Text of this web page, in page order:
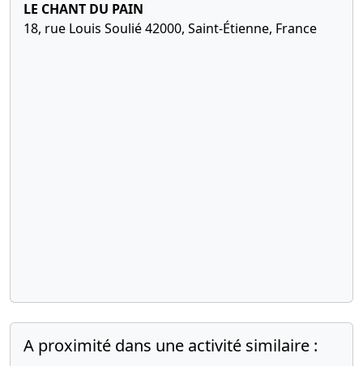
LE CHANT DU PAIN
18, rue Louis Soulié 42000, Saint-Étienne, France
A proximité dans une activité similaire :